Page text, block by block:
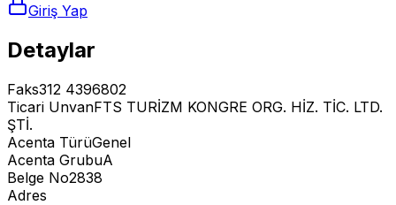
Giriş Yap
Detaylar
Faks312 4396802
Ticari UnvanFTS TURİZM KONGRE ORG. HİZ. TİC. LTD.
ŞTİ.
Acenta TürüGenel
Acenta GrubuA
Belge No2838
Adres